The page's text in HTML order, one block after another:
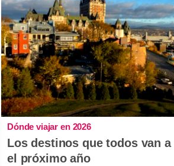
Dónde viajar en 2026
Los destinos que todos van
el próximo año